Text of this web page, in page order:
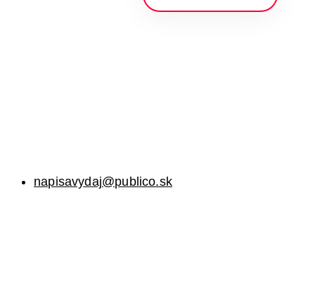
napisavydaj@publico.sk